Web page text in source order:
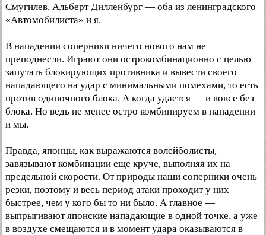
Смугилев, Альберт Дилленбург — оба из ленинградского
«Автомобилиста» и я.
В нападении соперники ничего нового нам не
преподнесли. Играют они острокомбинационно с целью
запутать блокирующих противника и вывести своего
нападающего на удар с минимальными помехами, то есть
против одиночного блока. А когда удается — и вовсе без
блока. Но ведь не менее остро комбинируем в нападении
и мы.
Правда, японцы, как выражаются волейболисты,
завязывают комбинации еще круче, выполняя их на
предельной скорости. От природы наши соперники очень
резки, поэтому и весь период атаки проходит у них
быстрее, чем у кого бы то ни было. А главное —
выпрыгивают японские нападающие в одной точке, а уже
в воздухе смещаются и в момент удара оказываются в